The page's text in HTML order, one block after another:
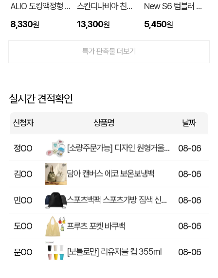
ALIO 도킹액정형 고속충전PD22.5W 아이패스트 보조배터리 5000mAh
8,330원
스칸디나비아 친환경 목분 소재 국산 에코 티케 친환경 텀블러 600ml
13,300원
New S6 텀블러 600ml
5,450원
특가 판촉물 더보기
실시간 견적확인
신청자 상품명 날짜
김OO
데OO 08-06
정OO 08-06
김OO 담아 캔버스 에코 보온보냉백 08-06
민OO 08-06
도OO 프루츠 포켓 바쿠백 08-06
문OO [보틀로만] 리유저블 컵 355ml 08-06